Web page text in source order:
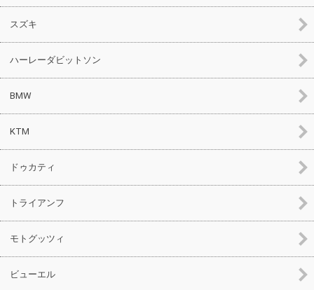
スズキ
ハーレーダビットソン
BMW
KTM
ドゥカティ
トライアンフ
モトグッツィ
ビューエル